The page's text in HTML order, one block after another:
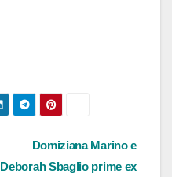
Domiziana Marino e
Deborah Sbaglio prime ex